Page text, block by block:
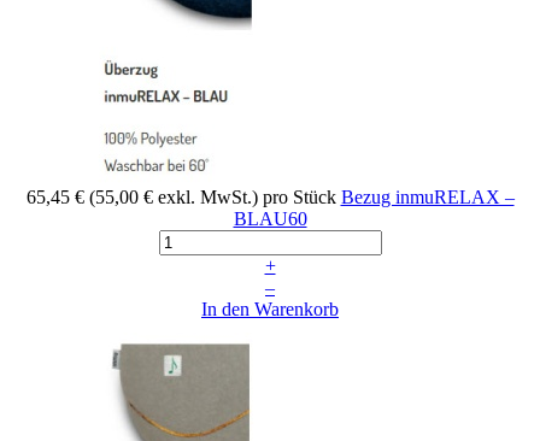
65,45 € (55,00 € exkl. MwSt.) pro Stück Bezug inmuRELAX –
BLAU60
+
–
In den Warenkorb